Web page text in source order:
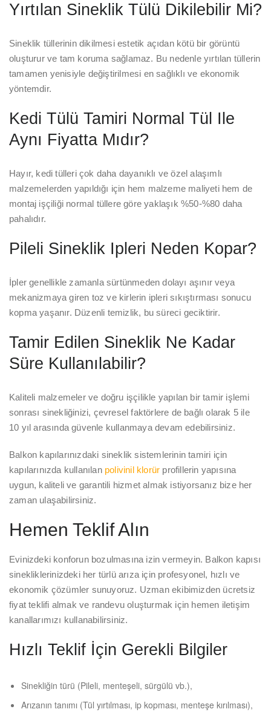
Yırtılan Sineklik Tülü Dikilebilir Mi?
Sineklik tüllerinin dikilmesi estetik açıdan kötü bir görüntü
oluşturur ve tam koruma sağlamaz. Bu nedenle yırtılan tüllerin
tamamen yenisiyle değiştirilmesi en sağlıklı ve ekonomik
yöntemdir.
Kedi Tülü Tamiri Normal Tül Ile
Aynı Fiyatta Mıdır?
Hayır, kedi tülleri çok daha dayanıklı ve özel alaşımlı
malzemelerden yapıldığı için hem malzeme maliyeti hem de
montaj işçiliği normal tüllere göre yaklaşık %50-%80 daha
pahalıdır.
Pileli Sineklik Ipleri Neden Kopar?
İpler genellikle zamanla sürtünmeden dolayı aşınır veya
mekanizmaya giren toz ve kirlerin ipleri sıkıştırması sonucu
kopma yaşanır. Düzenli temizlik, bu süreci geciktirir.
Tamir Edilen Sineklik Ne Kadar
Süre Kullanılabilir?
Kaliteli malzemeler ve doğru işçilikle yapılan bir tamir işlemi
sonrası sinekliğinizi, çevresel faktörlere de bağlı olarak 5 ile
10 yıl arasında güvenle kullanmaya devam edebilirsiniz.
Balkon kapılarınızdaki sineklik sistemlerinin tamiri için
kapılarınızda kullanılan polivinil klorür profillerin yapısına
uygun, kaliteli ve garantili hizmet almak istiyorsanız bize her
zaman ulaşabilirsiniz.
Hemen Teklif Alın
Evinizdeki konforun bozulmasına izin vermeyin. Balkon kapısı
sinekliklerinizdeki her türlü arıza için profesyonel, hızlı ve
ekonomik çözümler sunuyoruz. Uzman ekibimizden ücretsiz
fiyat teklifi almak ve randevu oluşturmak için hemen iletişim
kanallarımızı kullanabilirsiniz.
Hızlı Teklif İçin Gerekli Bilgiler
Sinekliğin türü (Pileli, menteşeli, sürgülü vb.),
Arızanın tanımı (Tül yırtılması, ip kopması, menteşe kırılması),